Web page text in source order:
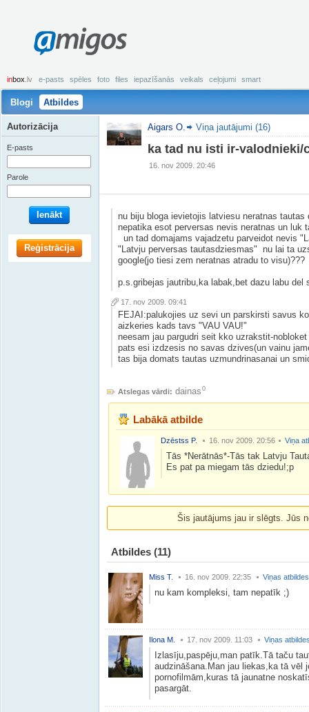
amigos
inbox .lv e-pasts spēles foto files iepazīšanās veikals ceļojumi smart
Blogi Atbildes
Aigars O. Viņa jautājumi (16)
ka tad nu isti ir-valodnieki/
16. nov 2009. 20:46
nu biju bloga ievietojis latviesu neratnas
nepatika esot perversas nevis neratnas un luk
un tad domajams vajadzetu parveidot nevis
"Latvju perversas tautasdziesmas" nu lai ta
google(jo tiesi zem neratnas atradu to visu)???
p.s.gribejas jautribu,ka labak,bet dazu labu del
17. nov 2009. 09:41
FEJAI:palukojies uz sevi un parskirsti savus
aizkeries kads tavs "VAU VAU!"
neesam jau pargudri seit kko uzrakstit-
pats esi izdzesis no savas dzives(un vainu
tas bija domats tautas uzmundrinasanai un
Atslegas vārdi: dainas 0
Labākā atbilde
Dzēstss P. 16. nov 2009. 20:56 Viņa
Tās *Nerātnās*-Tās tak Latvju
Es pat pa miegam tās dziedu!;p
Šis jautājums jau ir slēgts. Jūs
Atbildes (11)
Miss T. 16. nov 2009. 22:35 Viņas atbildes
nu kam kompleksi, tam nepatīk ;)
Ilona M. 17. nov 2009. 11:03 Viņas
Izlasīju,paspēju,man patīk.Tā taču
audzināšana.Man jau liekas,ka tā vēl
pornofilmām,kuras tā jaunatne
pasargāt.
Autorizācija
E-pasts
Parole
Ienākt
Reģistrācija